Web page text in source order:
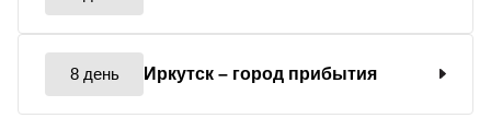
8 день Иркутск – город прибытия